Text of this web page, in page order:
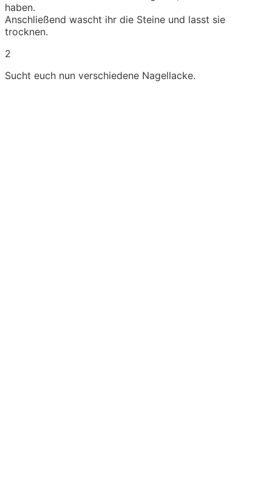
haben.
Anschließend wascht ihr die Steine und lasst sie
trocknen.
2
Sucht euch nun verschiedene Nagellacke.